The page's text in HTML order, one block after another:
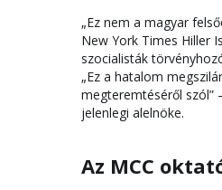
„Ez nem a magyar
New York Times Hiller
szocialisták
„Ez a hatalom
megteremtéséről szól”
jelenlegi alelnöke.
Az MCC